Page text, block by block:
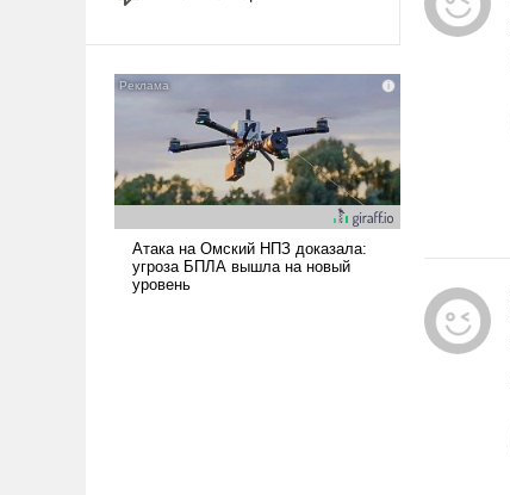
прожекты будут безусловно
налогоплательщиков и где
Еревану за свои поступки не
нужно отвечать.